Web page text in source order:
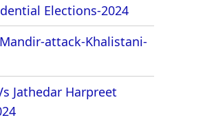
Elections-2024
attack-Khalistani-
Jathedar Harpreet